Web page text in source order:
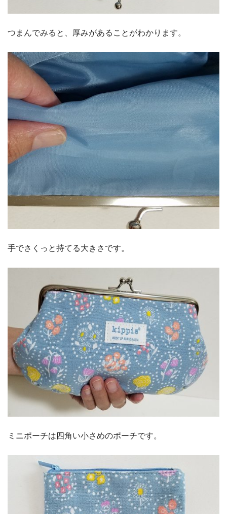
つまんでみると、厚みがあることがわかります。
手でさくっと持てる大きさです。
ミニポーチは四角い小さめのポーチです。